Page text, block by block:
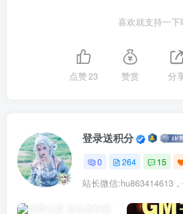
喜欢就支持一下
点赞23 赞赏 分
登录送积分
0 264 15